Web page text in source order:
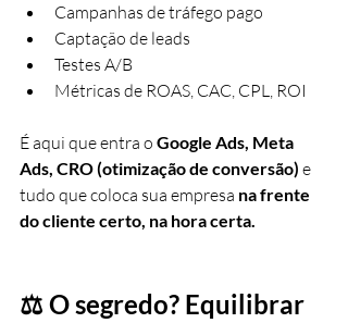
Campanhas de tráfego pago
Captação de leads
Testes A/B
Métricas de ROAS, CAC, CPL, ROI
É aqui que entra o Google Ads, Meta
Ads, CRO (otimização de conversão) e
tudo que coloca sua empresa na frente
do cliente certo, na hora certa.
⚖️ O segredo? Equilibrar